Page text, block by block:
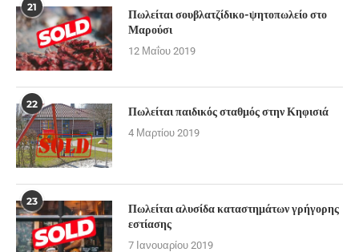
21
Πωλείται σουβλατζίδικο-ψητοπωλείο στο
Μαρούσι
12 Μαΐου 2019
22 Πωλείται παιδικός σταθμός στην Κηφισιά
4 Μαρτίου 2019
23
Πωλείται αλυσίδα καταστημάτων γρήγορης
εστίασης
7 Ιανουαρίου 2019